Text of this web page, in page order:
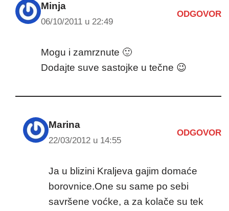
Minja
06/10/2011 u 22:49
ODGOVOR
Mogu i zamrznute 🙂
Dodajte suve sastojke u tečne 😉
Marina
22/03/2012 u 14:55
ODGOVOR
Ja u blizini Kraljeva gajim domaće
borovnice.One su same po sebi
savršene voćke, a za kolače su tek